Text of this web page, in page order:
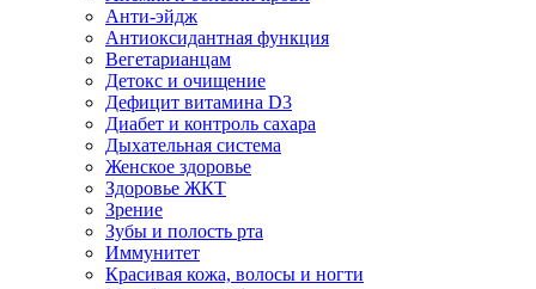
Анти-эйдж
Антиоксидантная функция
Вегетарианцам
Детокс и очищение
Дефицит витамина D3
Диабет и контроль сахара
Дыхательная система
Женское здоровье
Здоровье ЖКТ
Зрение
Зубы и полость рта
Иммунитет
Красивая кожа, волосы и ногти